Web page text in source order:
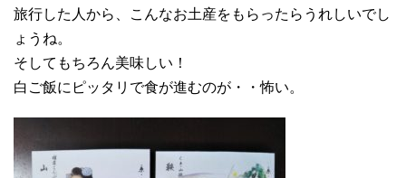
旅行した人から、こんなお土産をもらったらうれしいでし
ょうね。
そしてもちろん美味しい！
白ご飯にピッタリで食が進むのが・・怖い。